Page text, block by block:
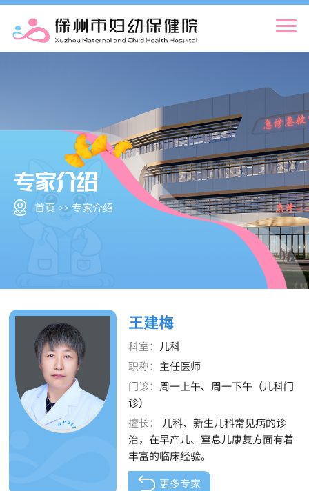
首页 >> 专家介绍
王建梅
科室： 儿科
职称： 主任医师
门诊： 周一上午、周一下午（儿科门
诊）
擅长：
儿科、新生儿科常见病的诊
治，在早产儿、窒息儿康复方面有着
丰富的临床经验。
更多专家